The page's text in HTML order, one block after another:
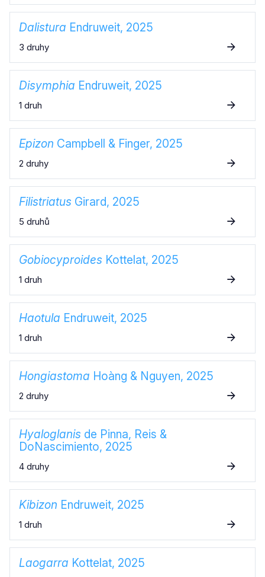
Dalistura Endruweit, 2025
3 druhy
Disymphia Endruweit, 2025
1 druh
Epizon Campbell & Finger, 2025
2 druhy
Filistriatus Girard, 2025
5 druhů
Gobiocyproides Kottelat, 2025
1 druh
Haotula Endruweit, 2025
1 druh
Hongiastoma Hoàng & Nguyen, 2025
2 druhy
Hyaloglanis de Pinna, Reis &
DoNascimiento, 2025
4 druhy
Kibizon Endruweit, 2025
1 druh
Laogarra Kottelat, 2025